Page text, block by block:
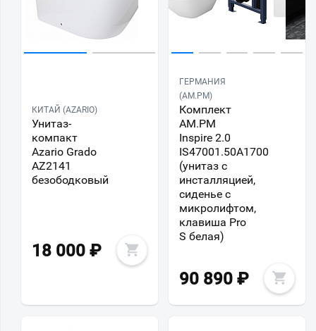
КИТАЙ (AZARIO)
Унитаз-
компакт
Azario Grado
AZ2141
безободковый
18 000 ₽
ГЕРМАНИЯ
(AM.PM)
Комплект
AM.PM
Inspire 2.0
IS47001.50A1700
(унитаз с
инсталляцией,
сиденье с
микролифтом,
клавиша Pro
S белая)
90 890 ₽